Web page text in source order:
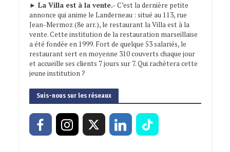
► La Villa est à la vente.- C’est la dernière petite
annonce qui anime le Landerneau : situé au 113, rue
Jean-Mermoz (8e arr.), le restaurant la Villa est à la
vente. Cette institution de la restauration marseillaise
a été fondée en 1999. Fort de quelque 53 salariés, le
restaurant sert en moyenne 310 couverts chaque jour
et accueille ses clients 7 jours sur 7. Qui rachètera cette
jeune institution ?
Suis-nous sur les réseaux